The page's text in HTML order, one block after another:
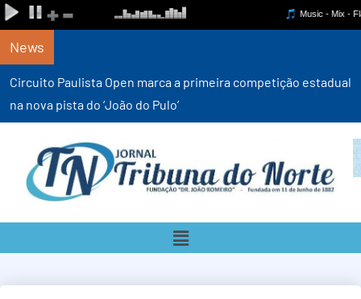
News
Circuito Paulista Open marca a primeira competição estadual
na nova pista do ‘João do Pulo’